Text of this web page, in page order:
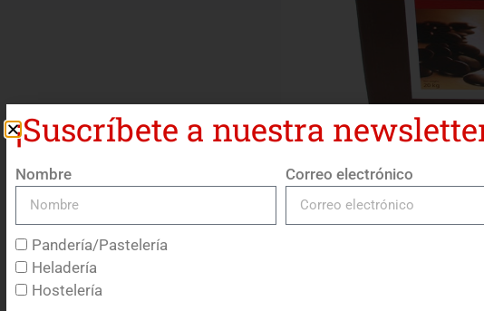
¡Suscríbete a nuestra
Nombre Correo electrónico
Pandería/Pastelería
Heladería
Hostelería